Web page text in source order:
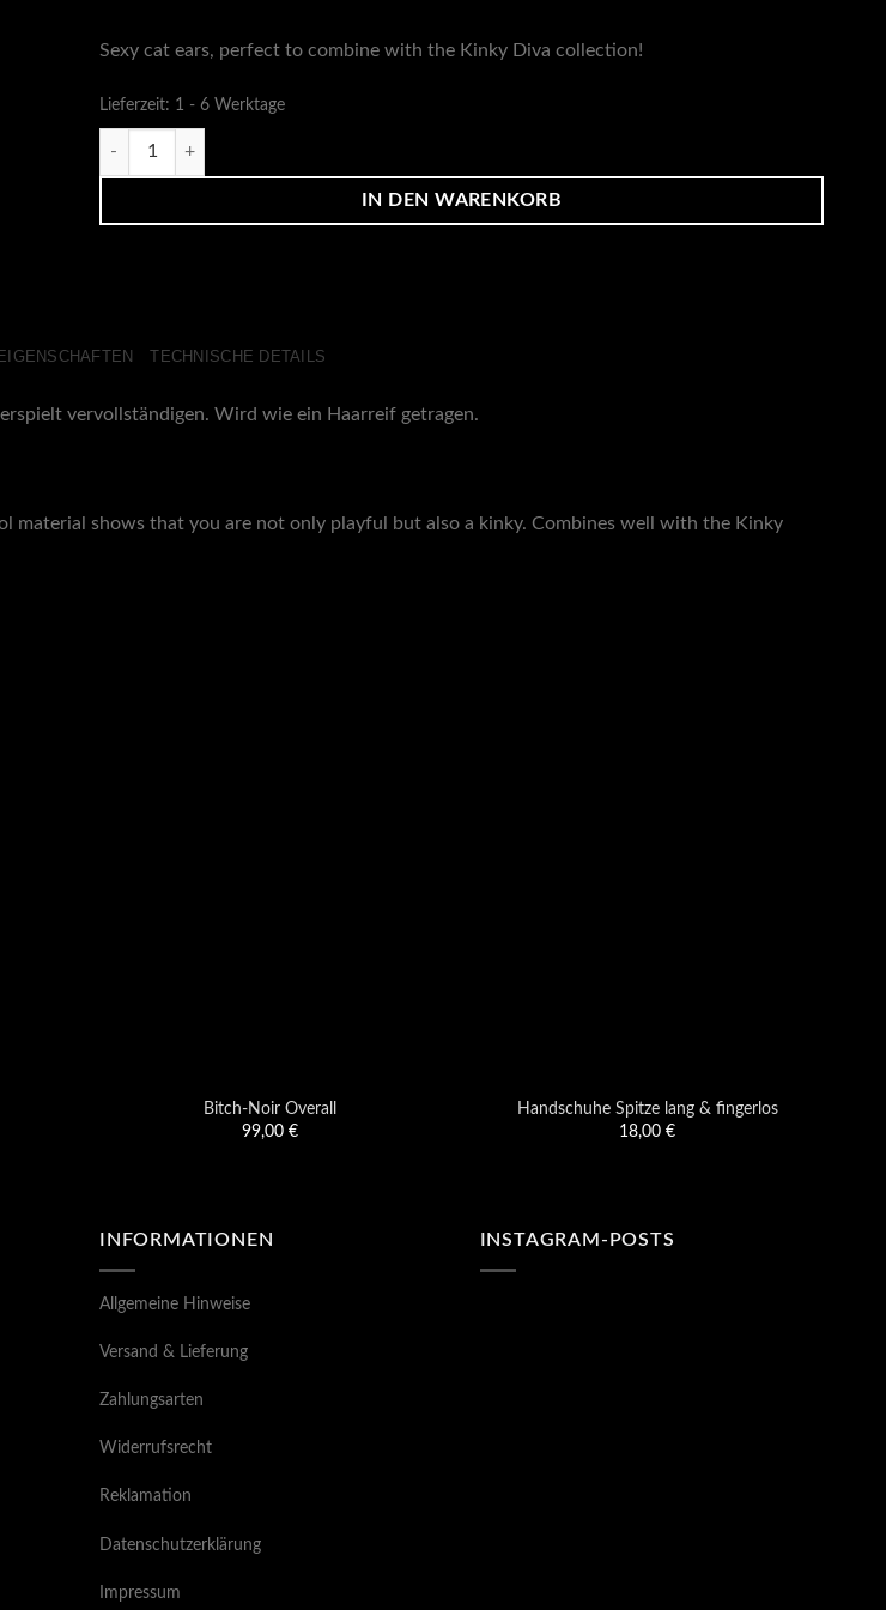
Sexy cat ears, perfect to combine with the Kinky Diva collection!
Lieferzeit: 1 - 6 Werktage
Matt Black Katzenohren Menge
IN DEN WARENKORB
TECHNISCHE DETAILS
vervollständigen. Wird wie ein Haarreif getragen.
material shows that you are not only playful but also a kinky. Combines well with the Kinky
Bitch-Noir Overall
99,00 €
Handschuhe Spitze lang & fingerlos
18,00 €
INFORMATIONEN
Allgemeine Hinweise
Versand & Lieferung
Zahlungsarten
Widerrufsrecht
Reklamation
Datenschutzerklärung
Impressum
INSTAGRAM-POSTS